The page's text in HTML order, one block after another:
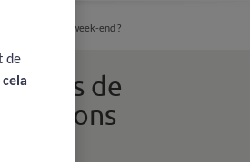
sur l'effet week-end ?
de
questions
de